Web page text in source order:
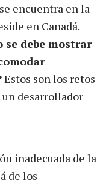
encuentra en la
en Canadá.
se debe mostrar
Estos son los retos
desarrollador
inadecuada de la
de los